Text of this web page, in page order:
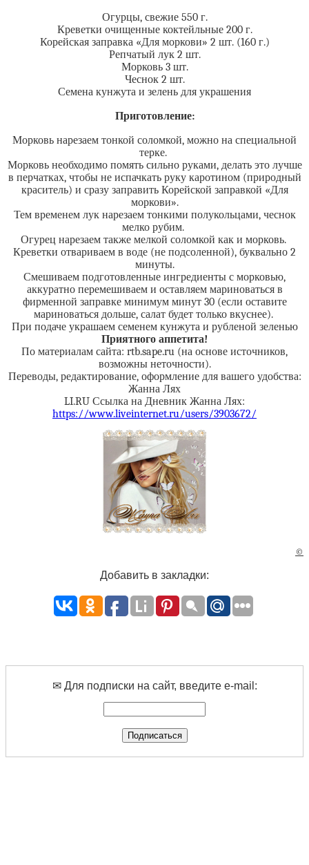
Огурцы, свежие 550 г.
Креветки очищенные коктейльные 200 г.
Корейская заправка «Для моркови» 2 шт. (160 г.)
Репчатый лук 2 шт.
Морковь 3 шт.
Чеснок 2 шт.
Семена кунжута и зелень для украшения
Приготовление:
Морковь нарезаем тонкой соломкой, можно на специальной
терке.
Морковь необходимо помять сильно руками, делать это лучше
в перчатках, чтобы не испачкать руку каротином (природный
краситель) и сразу заправить Корейской заправкой «Для
моркови».
Тем временем лук нарезаем тонкими полукольцами, чеснок
мелко рубим.
Огурец нарезаем также мелкой соломкой как и морковь.
Креветки отвариваем в воде (не подсоленной), буквально 2
минуты.
Смешиваем подготовленные ингредиенты с морковью,
аккуратно перемешиваем и оставляем мариноваться в
фирменной заправке минимум минут 30 (если оставите
мариноваться дольше, салат будет только вкуснее).
При подаче украшаем семенем кунжута и рубленой зеленью
Приятного аппетита!
По материалам сайта: rtb.sape.ru (на основе источников,
возможны неточности).
Переводы, редактирование, оформление для вашего удобства:
Жанна Лях
LI.RU Ссылка на Дневник Жанна Лях:
https://www.liveinternet.ru/users/3903672/
©
Добавить в закладки:
✉ Для подписки на сайт, введите e-mail: